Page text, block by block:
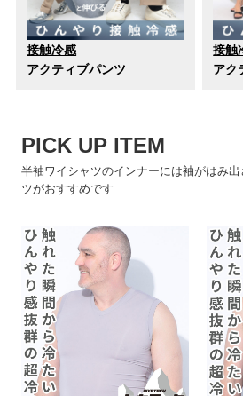
接触冷感
アクティブパンツ
接触
アク
PICK UP ITEM
半袖ワイシャツのインナーには袖がはみ
ツがおすすめです